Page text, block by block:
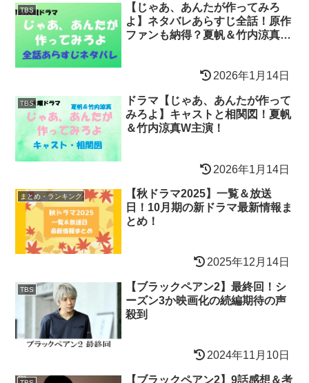
TBS
【じゃあ、あんたが作ってみろ
よ】ネタバレあらすじ全話！原作
ファンも納得？夏帆＆竹内涼真と
2026年1月14日
TBS
ドラマ【じゃあ、あんたが作って
みろよ】キャストと相関図！夏帆
＆竹内涼真W主演！
2026年1月14日
まとめ・ランキング
【秋ドラマ2025】一覧＆放送
日！10月期の新ドラマ最新情報ま
とめ！
2025年12月14日
TBS
【ブラックペアン2】最終回！シ
ーズン3か映画化の続編期待の声
殺到
2024年11月10日
【ブラックペアン2】9話感想＆考